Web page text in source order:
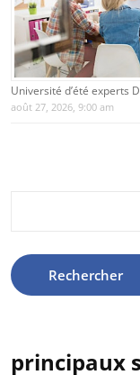
Université d’été experts
août 27, 2026, 9:00 am
principaux